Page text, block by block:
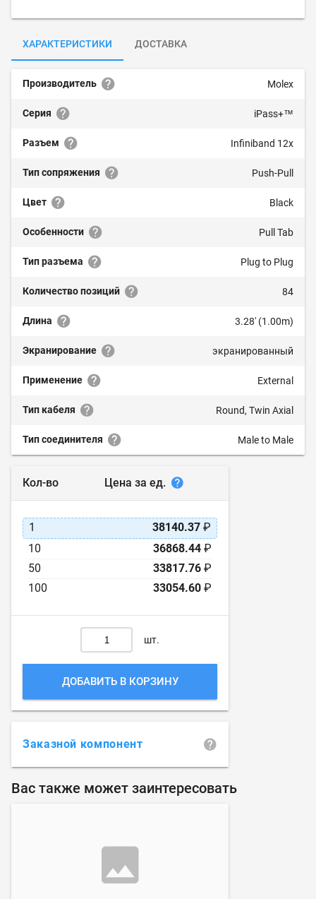
ХАРАКТЕРИСТИКИ ДОСТАВКА
Производитель Molex
Серия iPass+™
Разъем Infiniband 12x
Тип сопряжения Push-Pull
Цвет Black
Особенности Pull Tab
Тип разъема Plug to Plug
Количество позиций 84
Длина 3.28' (1.00m)
Экранирование экранированный
Применение External
Тип кабеля Round, Twin Axial
Тип соединителя Male to Male
Кол-во Цена за ед.
1 38140.37 ₽
10
36868.44 ₽
50
33817.76 ₽
100
33054.60 ₽
шт.
ДОБАВИТЬ В КОРЗИНУ
Заказной компонент
Вас также может заинтересовать